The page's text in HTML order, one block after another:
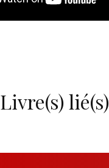
Livre(s) lié(s)